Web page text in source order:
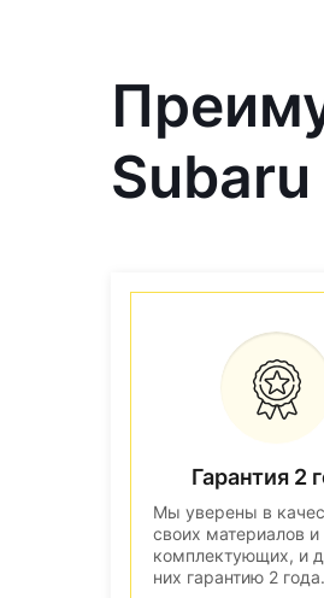
Subaru
Гарантия 2
Мы уверены в
своих материалов и
комплектующих, и
них гарантию 2 года.